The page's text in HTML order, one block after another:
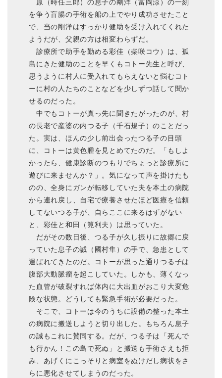
原（時任三郎）の息子の剛洋（富岡涼）の一刻
を争う盲腸の手術を船の上でやり成功させたこと
で、当の剛洋はすっかり健助を受け入れてくれた
ようだが、父親の方は相変わらずだ。
診療所で助手を勤める彩佳（柴咲コウ）は、孤
島にきた健助のことを早くもコトー先生と呼び、
思うように村人に受入れてもらえないと悩むコト
ーに村の人たちのことなどを少しずつ話して聞か
せるのだった。
中でもコトーが真っ先に聞きたがったのが、村
の長老で産婆の内つる子（千石規子）のことだっ
た。実は、ほんの少し前出会ったつる子の目頭
に、コトーは黄色腫を見とめてたのだ。「もしよ
かったら、健康診断のつもりでちょっと診療所に
遊びに来ませんか？」。気になって声を掛けたも
のの、全身にガンが転移していた夫を本土の病院
から連れ戻し、自宅で療養させたほど医療を信頼
してないつる子が、自らここに来るはずがない
と、彩佳と和田（筧利夫）は思っていた。
だがその数日後、つる子が久し振りに故郷に戻
っていた息子の誠（國村隼）の手で、急患として
運ばれてきたのだ。コトーが思った通りつる子は
腹部大動脈瘤を起こしていた。しかも、薄くなっ
た血管が破裂すれば体内に大出血がおこり大変危
険な状態。どうしても緊急手術が必要だった。
そこで、コトーは今のうちに設備の整った本土
の病院に搬送しようと切り出した。もちろん息子
の誠もこれに賛同する。だが、つる子は「死んで
も行かん！この島で死ぬ」と搬送も手術さえも拒
み、あげくにこっそりと病室をぬけだし病状をさ
らに悪化させてしまうのだった。